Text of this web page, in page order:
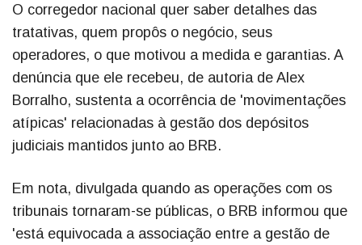
O corregedor nacional quer saber detalhes das
tratativas, quem propôs o negócio, seus
operadores, o que motivou a medida e garantias. A
denúncia que ele recebeu, de autoria de Alex
Borralho, sustenta a ocorrência de 'movimentações
atípicas' relacionadas à gestão dos depósitos
judiciais mantidos junto ao BRB.
Em nota, divulgada quando as operações com os
tribunais tornaram-se públicas, o BRB informou que
'está equivocada a associação entre a gestão de